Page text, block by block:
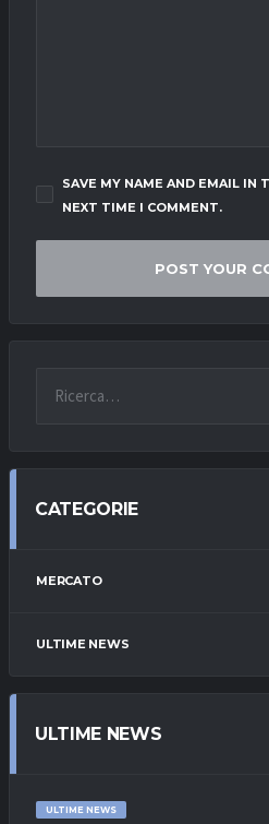
SAVE MY NAME AND EMAIL IN
NEXT TIME I COMMENT.
CATEGORIE
MERCATO
ULTIME NEWS
ULTIME NEWS
ULTIME NEWS